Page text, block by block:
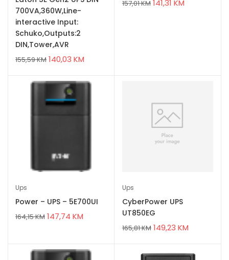
700VA,360W,Line-
interactive Input:
Schuko,Outputs:2
DIN,Tower,AVR
155,59KM 140,03 KM
157,01KM 141,31 KM
Ups
Power – UPS – 5E700UI
164,15KM 147,74 KM
Ups
CyberPower UPS
UT850EG
165,81KM 149,23 KM